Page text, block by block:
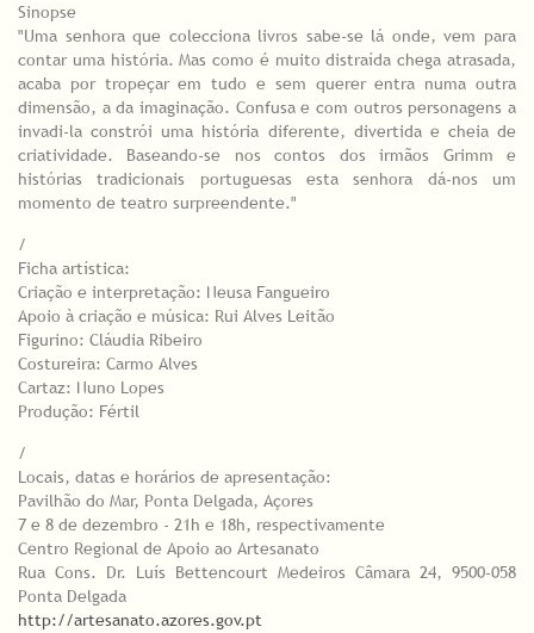
Sinopse
"Uma senhora que colecciona livros sabe-se lá onde, vem para
contar uma história. Mas como é muito distraída chega atrasada,
acaba por tropeçar em tudo e sem querer entra numa outra
dimensão, a da imaginação. Confusa e com outros personagens a
invadi-la constrói uma história diferente, divertida e cheia de
criatividade. Baseando-se nos contos dos irmãos Grimm e
histórias tradicionais portuguesas esta senhora dá-nos um
momento de teatro surpreendente."
/
Ficha artística:
Criação e interpretação: Neusa Fangueiro
Apoio à criação e música: Rui Alves Leitão
Figurino: Cláudia Ribeiro
Costureira: Carmo Alves
Cartaz: Nuno Lopes
Produção: Fértil
/
Locais, datas e horários de apresentação:
Pavilhão do Mar, Ponta Delgada, Açores
7 e 8 de dezembro - 21h e 18h, respectivamente
Centro Regional de Apoio ao Artesanato
Rua Cons. Dr. Luís Bettencourt Medeiros Câmara 24, 9500-058
Ponta Delgada
http://artesanato.azores.gov.pt